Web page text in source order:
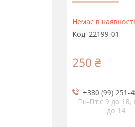
Немає в наявності
Код: 22199-01
250 ₴
+380 (99) 251-
Пн-Пт:c 9 до 18,
до 14